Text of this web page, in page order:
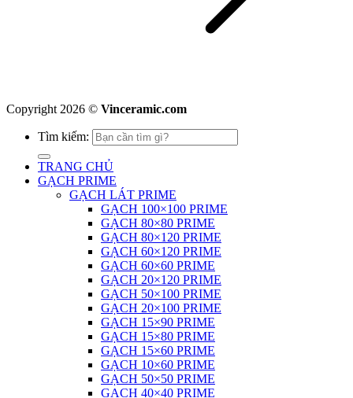
Copyright 2026 © Vinceramic.com
Tìm kiếm:
TRANG CHỦ
GẠCH PRIME
GẠCH LÁT PRIME
GẠCH 100×100 PRIME
GẠCH 80×80 PRIME
GẠCH 80×120 PRIME
GẠCH 60×120 PRIME
GẠCH 60×60 PRIME
GẠCH 20×120 PRIME
GẠCH 50×100 PRIME
GẠCH 20×100 PRIME
GẠCH 15×90 PRIME
GẠCH 15×80 PRIME
GẠCH 15×60 PRIME
GẠCH 10×60 PRIME
GẠCH 50×50 PRIME
GẠCH 40×40 PRIME